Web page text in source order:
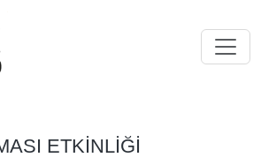
ETKİNLİĞİ